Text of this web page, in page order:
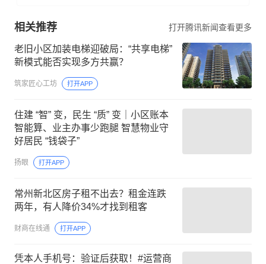
相关推荐 打开腾讯新闻查看更多
老旧小区加装电梯迎破局：“共享电梯”
新模式能否实现多方共赢？
筑家匠心工坊 打开APP
住建 “智” 变，民生 “质” 变｜小区账本
智能算、业主办事少跑腿 智慧物业守
好居民 “钱袋子”
扬眼 打开APP
常州新北区房子租不出去？租金连跌
两年，有人降价34%才找到租客
财商在线通 打开APP
凭本人手机号：验证后获取！#运营商